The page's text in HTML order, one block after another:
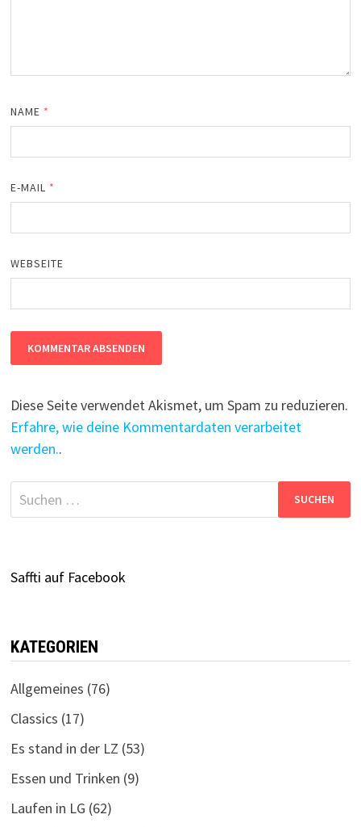
NAME *
E-MAIL *
WEBSEITE
Diese Seite verwendet Akismet, um Spam zu reduzieren.
Erfahre, wie deine Kommentardaten verarbeitet
werden..
Suchen
nach:
Saffti auf Facebook
KATEGORIEN
Allgemeines (76)
Classics (17)
Es stand in der LZ (53)
Essen und Trinken (9)
Laufen in LG (62)